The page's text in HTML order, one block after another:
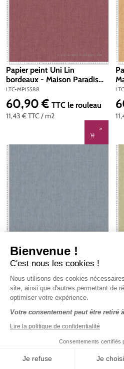
Bienvenue !
C'est nous les cookies !
Nous utilisons des cookies
site, ainsi que d'autres permettant de
optimiser votre expérience.
Votre consentement peut être retiré
Lire la politique de confidentialité
Consentements certifiés
Je refuse Je
Papier peint Uni Lin
bordeaux - Maison Paradis
de Lutèce | Réf. LTC-
MP15588
LTC-MP15588
11,43 €TTC / m2
Prix régulier :
60,90 € TTC le rouleau
Papier peint Uni Lin bleu jean
- Maison Paradis de Lutèce |
Réf. LTC-MP15586
LTC-MP15586
TTCle rouleau